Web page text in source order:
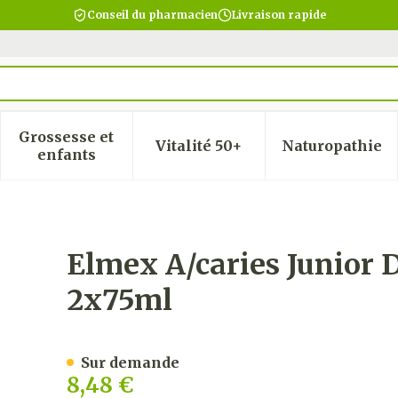
Conseil du pharmacien Livraison rapide
catégorie Beauté, soins et hygiène
sous-menu pour la catégorie Régime,
Grossesse et
enfantsAfficher le sous-menu pour la catégorie
Vitalité 50+Afficher le sous-menu
Naturopathie
Afficher
6-12a Tube 2x75ml
Elmex A/caries Junior
2x75ml
8,48 €
Sur demande